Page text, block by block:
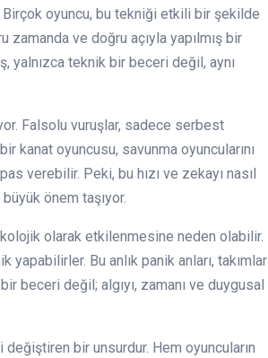
oyuncu, bu tekniği etkili bir şekilde
zamanda ve doğru açıyla yapılmış bir
yalnızca teknik bir beceri değil, aynı
Falsolu vuruşlar, sadece serbest
kanat oyuncusu, savunma oyuncularını
verebilir. Peki, bu hızı ve zekayı nasıl
önem taşıyor.
olarak etkilenmesine neden olabilir.
Bu anlık panik anları, takımlar
beceri değil; algıyı, zamanı ve duygusal
değiştiren bir unsurdur. Hem oyuncuların